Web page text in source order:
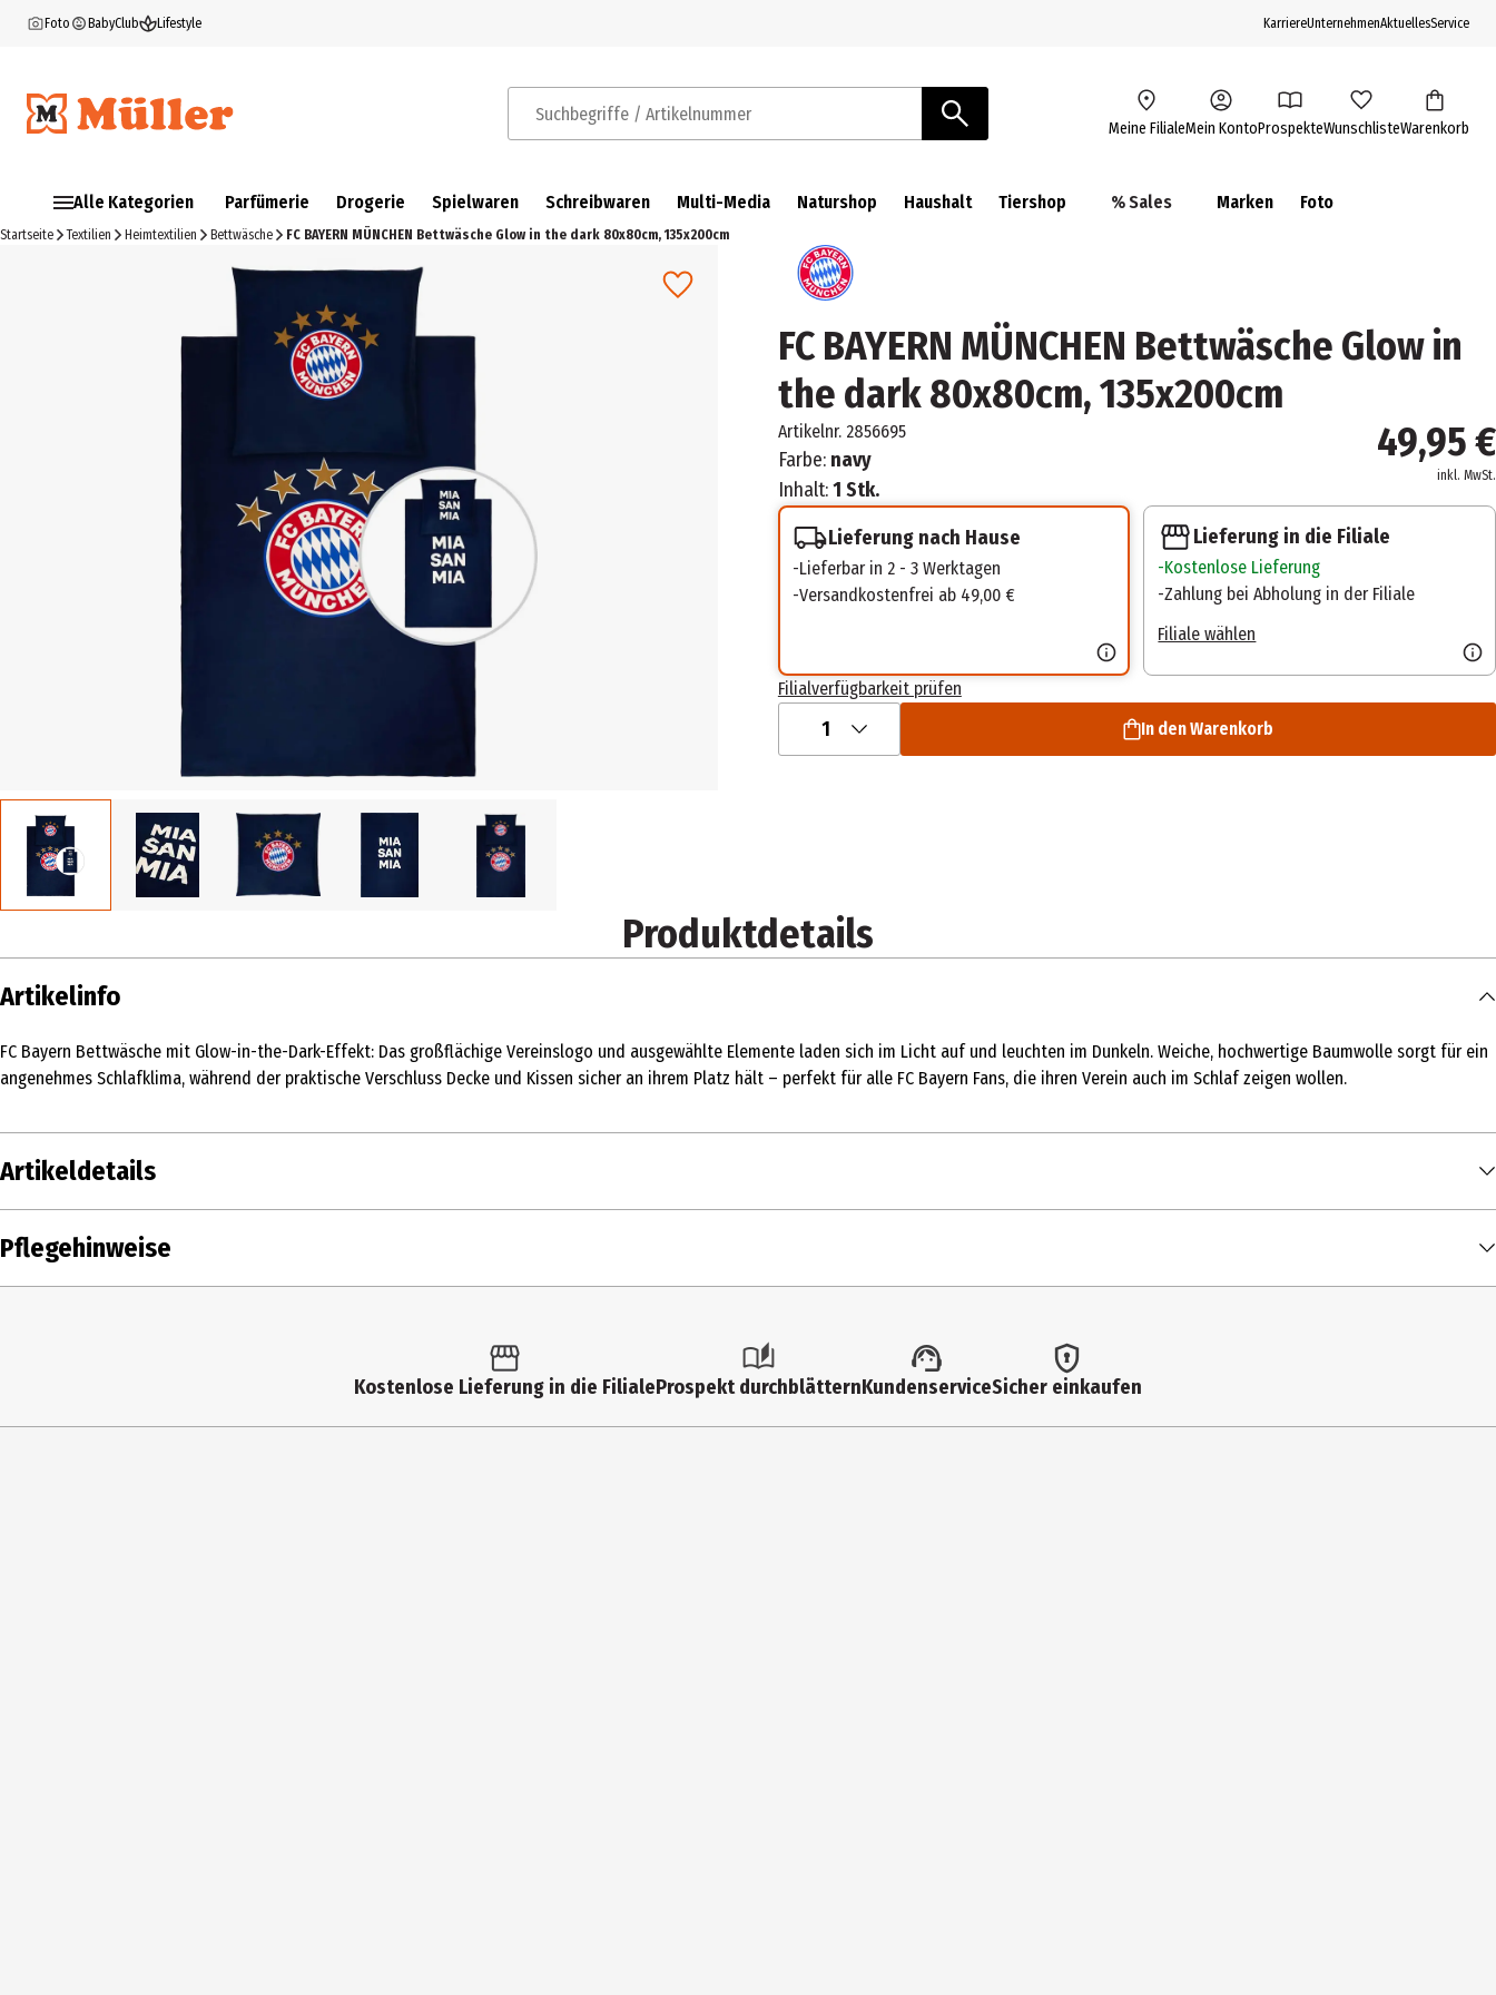
Foto BabyClub Lifestyle KarriereUnternehmenAktuellesService
Suchbegriffe / Artikelnummer Meine FilialeMein KontoProspekteWunschlisteWarenkorb
Alle Kategorien Parfümerie Drogerie Spielwaren Schreibwaren Multi-Media Naturshop Haushalt Tiershop % Sales Marken Foto
Startseite Textilien Heimtextilien Bettwäsche FC BAYERN MÜNCHEN Bettwäsche Glow in the dark 80x80cm, 135x200cm
FC BAYERN MÜNCHEN Bettwäsche Glow in
the dark 80x80cm, 135x200cm
Artikelnr. 2856695
Farbe: navy
Inhalt:1 Stk.
49,95 €
inkl. MwSt.
Lieferung nach Hause
Lieferbar in 2 - 3 Werktagen
Versandkostenfrei ab 49,00 €
Lieferung in die Filiale
Kostenlose Lieferung
Zahlung bei Abholung in der Filiale
Filiale wählen
Filialverfügbarkeit prüfen
1 In den Warenkorb
Produktdetails
Artikelinfo
FC Bayern Bettwäsche mit Glow-in-the-Dark-Effekt: Das großflächige Vereinslogo und ausgewählte Elemente laden sich im Licht auf und leuchten im Dunkeln. Weiche, hochwertige Baumwolle sorgt für ein
angenehmes Schlafklima, während der praktische Verschluss Decke und Kissen sicher an ihrem Platz hält – perfekt für alle FC Bayern Fans, die ihren Verein auch im Schlaf zeigen wollen.
Artikeldetails
Inhalt
Produkttyp Bettwäsche
Pflegehinweise
Kostenlose Lieferung in die FilialeProspekt durchblätternKundenserviceSicher einkaufen